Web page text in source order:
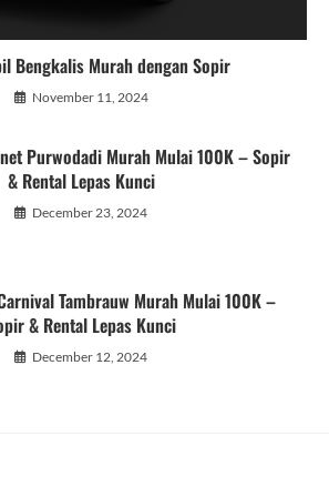
Bengkalis Murah dengan Sopir
November 11, 2024
Purwodadi Murah Mulai 100K – Sopir
& Rental Lepas Kunci
December 23, 2024
Tambrauw Murah Mulai 100K –
& Rental Lepas Kunci
December 12, 2024